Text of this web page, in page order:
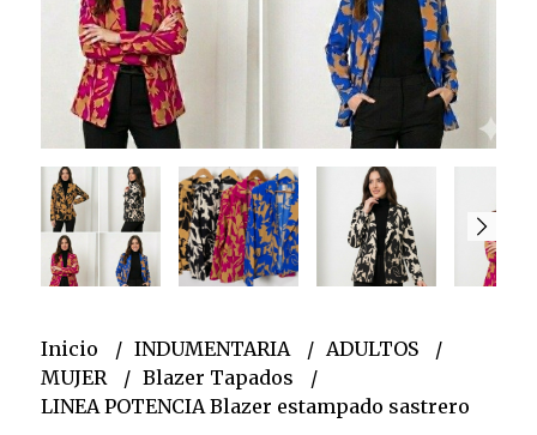
Inicio INDUMENTARIA
ADULTOS
MUJER
Blazer Tapados
LINEA POTENCIA Blazer estampado sastrero